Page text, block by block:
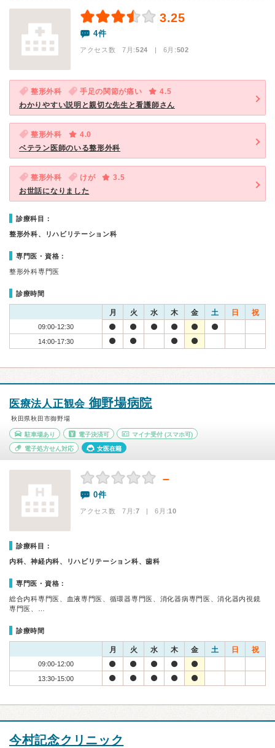
3.25
4件
アクセス数 7月:524 | 6月:502
整形外科 手足の関節が痛い
4.5
わかりやすい説明と親切な先生と看護師さん
整形外科
4.0
ベテラン医師のいる整形外科
整形外科 けが
3.5
お世話になりました
診療科目：
整形外科、リハビリテーション科
専門医・資格：
整形外科専門医
診療時間
月 火 水 木 金 土 日 祝
09:00-12:30
14:00-17:30
医療法人正観会 御野場病院
秋田県秋田市御野場
駐車場あり 電子決済可 マイナ受付 (スマホ可)
電子処方せん対応 女医在籍
－
0件
アクセス数 7月:7 | 6月:10
診療科目：
内科、神経内科、リハビリテーション科、歯科
専門医・資格：
総合内科専門医、血液専門医、循環器専門医、消化器病専門医、消化器内視鏡
専門医、…
診療時間
月 火 水 木 金 土 日 祝
09:00-12:00
13:30-15:00
今村記念クリニック